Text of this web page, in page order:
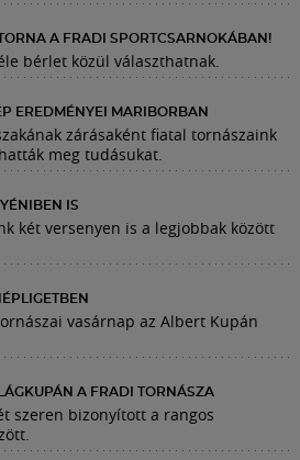
A FRADI SPORTCSARNOKÁBAN!
bérlet közül választhatnak.
EREDMÉNYEI MARIBORBAN
zárásaként fiatal tornászaink
meg tudásukat.
IS
két versenyen is a legjobbak között
vasárnap az Albert Kupán
A FRADI TORNÁSZA
szeren bizonyított a rangos